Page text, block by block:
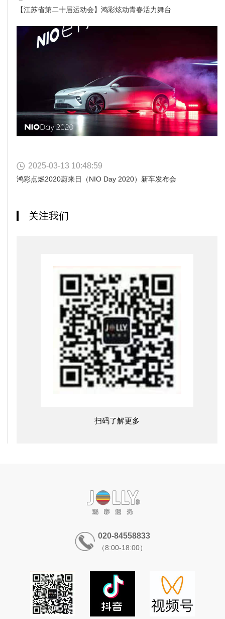
【江苏省第二十届运动会】鸿彩炫动青春活力舞台
2025-03-13 10:48:59
鸿彩点燃2020蔚来日（NIO Day 2020）新车发布会
关注我们
扫码了解更多
020-84558833
（8:00-18:00）